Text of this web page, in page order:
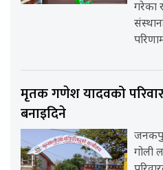
गरेका
मृतक गणेश यादवको
बनाइदिने
गोली